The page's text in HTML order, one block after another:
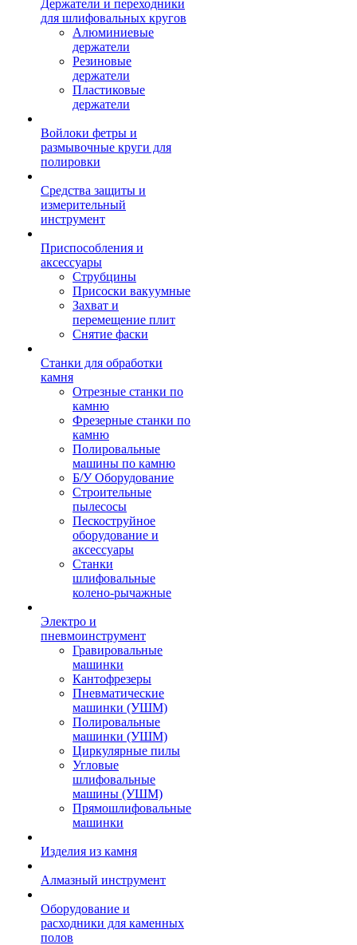
Держатели и переходники
для шлифовальных кругов
Алюминиевые
держатели
Резиновые
держатели
Пластиковые
держатели
Войлоки фетры и
размывочные круги для
полировки
Средства защиты и
измерительный
инструмент
Приспособления и
аксессуары
Струбцины
Присоски вакуумные
Захват и
перемещение плит
Снятие фаски
Станки для обработки
камня
Отрезные станки по
камню
Фрезерные станки по
камню
Полировальные
машины по камню
Б/У Оборудование
Строительные
пылесосы
Пескоструйное
оборудование и
аксессуары
Станки
шлифовальные
колено-рычажные
Электро и
пневмоинструмент
Гравировальные
машинки
Кантофрезеры
Пневматические
машинки (УШМ)
Полировальные
машинки (УШМ)
Циркулярные пилы
Угловые
шлифовальные
машины (УШМ)
Прямошлифовальные
машинки
Изделия из камня
Алмазный инструмент
Оборудование и
расходники для каменных
полов